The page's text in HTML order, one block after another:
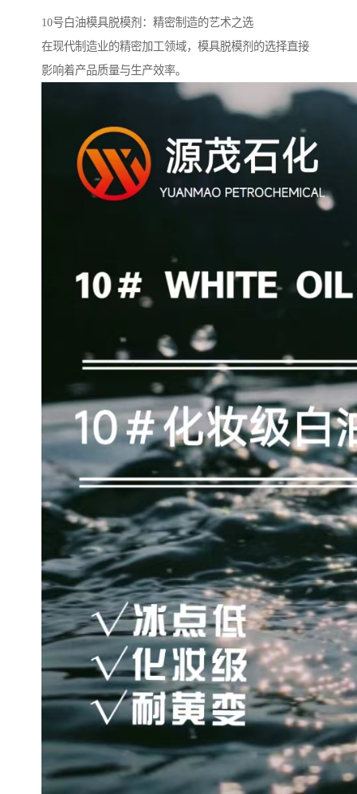
10号白油模具脱模剂：精密制造的艺术之选
在现代制造业的精密加工领域，模具脱模剂的选择直接
影响着产品质量与生产效率。